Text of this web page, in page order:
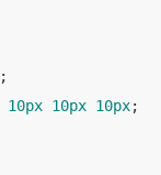
;
10px 10px 10px;